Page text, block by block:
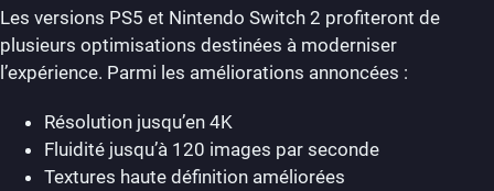
Les versions PS5 et Nintendo Switch 2 profiteront de
plusieurs optimisations destinées à moderniser
l’expérience. Parmi les améliorations annoncées :
Résolution jusqu’en 4K
Fluidité jusqu’à 120 images par seconde
Textures haute définition améliorées